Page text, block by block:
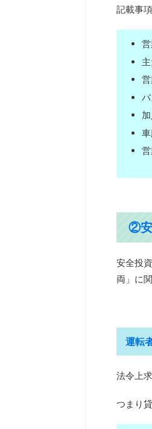
記載事
②安
安全投
両」に
運転
法令上
つまり